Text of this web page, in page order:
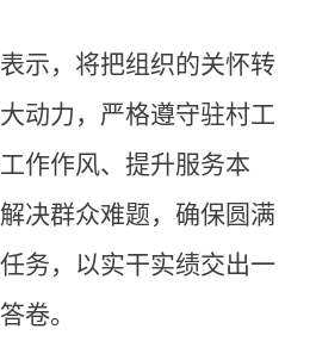
示，将把组织的关怀转
动力，严格遵守驻村工
作作风、提升服务本
决群众难题，确保圆满
务，以实干实绩交出一
卷。